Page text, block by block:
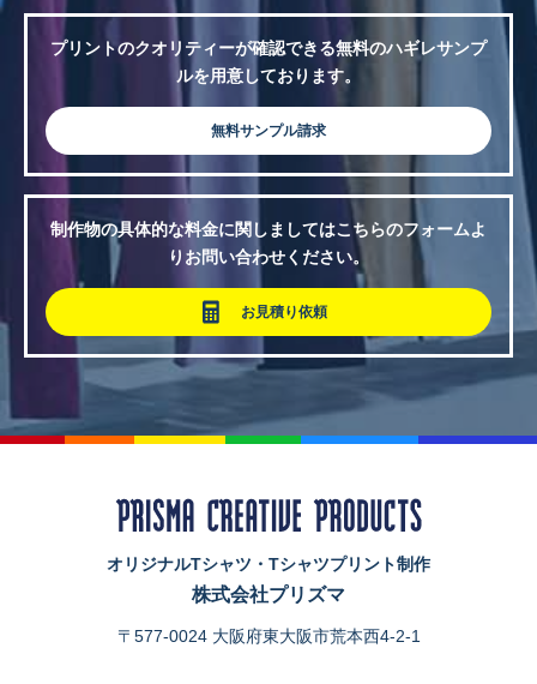
プリントのクオリティーが確認できる無料のハギレサンプ
ルを用意しております。
無料サンプル請求
制作物の具体的な料金に関しましてはこちらのフォームよ
りお問い合わせください。
お見積り依頼
オリジナルTシャツ・Tシャツプリント制作
株式会社プリズマ
〒577-0024 大阪府東大阪市荒本西4-2-1